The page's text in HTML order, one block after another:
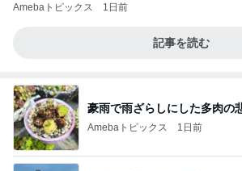
Amebaトピックス 1日前
記事を読む
豪雨で雨ざらしにした多肉の
Amebaトピックス 1日前